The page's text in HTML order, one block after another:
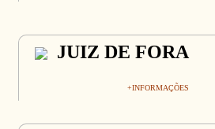
JUIZ DE FORA
+INFORMAÇÕES